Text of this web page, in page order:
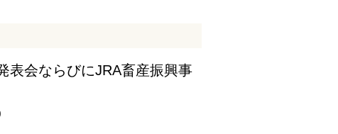
表会ならびにJRA畜産振興事